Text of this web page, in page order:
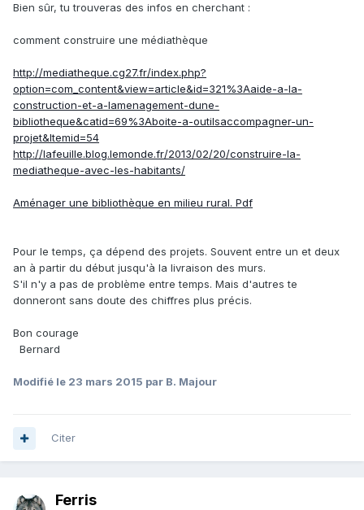
Bien sûr, tu trouveras des infos en cherchant :
comment construire une médiathèque
http://mediatheque.cg27.fr/index.php?
option=com_content&view=article&id=321%3Aaide-a-la-
construction-et-a-lamenagement-dune-
bibliotheque&catid=69%3Aboite-a-outilsaccompagner-un-
projet&Itemid=54
http://lafeuille.blog.lemonde.fr/2013/02/20/construire-la-
mediatheque-avec-les-habitants/
Aménager une bibliothèque en milieu rural. Pdf
Pour le temps, ça dépend des projets. Souvent entre un et deux
an à partir du début jusqu'à la livraison des murs.
S'il n'y a pas de problème entre temps. Mais d'autres te
donneront sans doute des chiffres plus précis.
Bon courage
Bernard
Modifié le 23 mars 2015 par B. Majour
Citer
Ferris